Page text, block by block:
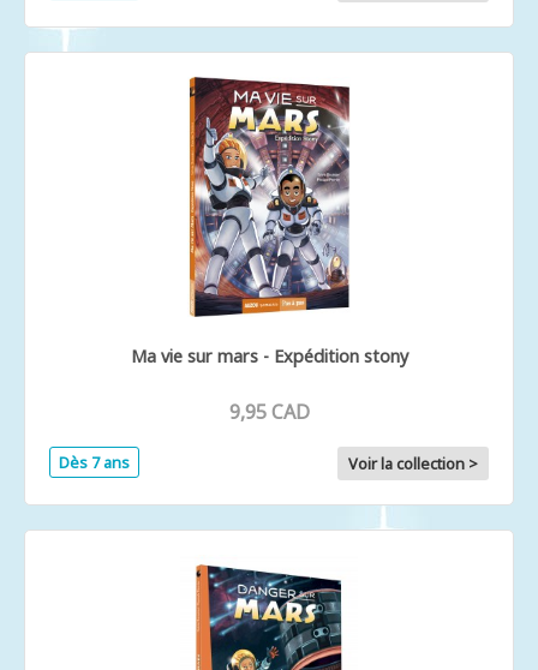
Ma vie sur mars - Expédition stony
9,95 CAD
Dès 7 ans Voir la collection >